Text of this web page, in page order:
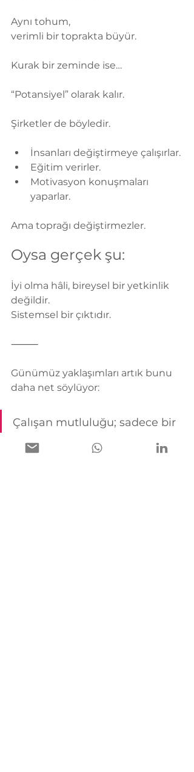
Aynı tohum,
verimli bir toprakta büyür.
Kurak bir zeminde ise…
“Potansiyel” olarak kalır.
Şirketler de böyledir.
İnsanları değiştirmeye çalışırlar.
Eğitim verirler.
Motivasyon konuşmaları
yaparlar.
Ama toprağı değiştirmezler.
Oysa gerçek şu:
İyi olma hâli, bireysel bir yetkinlik
değildir.
Sistemsel bir çıktıdır.
⸻
Günümüz yaklaşımları artık bunu
daha net söylüyor:
Çalışan mutluluğu; sadece bir
duygu değil, sadece bir İK